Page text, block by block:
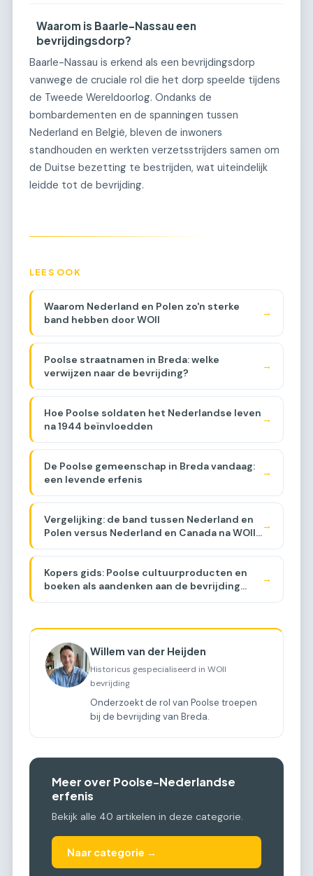
Waarom is Baarle-Nassau een
bevrijdingsdorp?
Baarle-Nassau is erkend als een bevrijdingsdorp
vanwege de cruciale rol die het dorp speelde tijdens
de Tweede Wereldoorlog. Ondanks de
bombardementen en de spanningen tussen
Nederland en België, bleven de inwoners
standhouden en werkten verzetsstrijders samen om
de Duitse bezetting te bestrijden, wat uiteindelijk
leidde tot de bevrijding.
LEES OOK
Waarom Nederland en Polen zo'n sterke
band hebben door WOII
→
Poolse straatnamen in Breda: welke
verwijzen naar de bevrijding?
→
Hoe Poolse soldaten het Nederlandse leven
na 1944 beïnvloedden
→
De Poolse gemeenschap in Breda vandaag:
een levende erfenis
→
Vergelijking: de band tussen Nederland en
Polen versus Nederland en Canada na WOII
→
Kopers gids: Poolse cultuurproducten en
boeken als aandenken aan de bevrijding
→
Willem van der Heijden
Historicus gespecialiseerd in WOII
bevrijding
Onderzoekt de rol van Poolse troepen
bij de bevrijding van Breda.
Meer over Poolse-Nederlandse
erfenis
Bekijk alle 40 artikelen in deze categorie.
Naar categorie →